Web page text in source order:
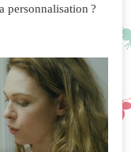
personnalisation ?